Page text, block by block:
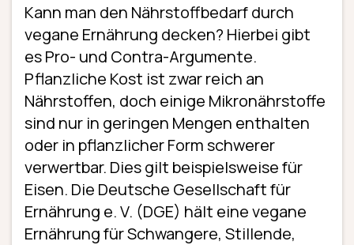
Kann man den Nährstoffbedarf durch
vegane Ernährung decken? Hierbei gibt
es Pro- und Contra-Argumente.
Pflanzliche Kost ist zwar reich an
Nährstoffen, doch einige Mikronährstoffe
sind nur in geringen Mengen enthalten
oder in pflanzlicher Form schwerer
verwertbar. Dies gilt beispielsweise für
Eisen. Die Deutsche Gesellschaft für
Ernährung e. V. (DGE) hält eine vegane
Ernährung für Schwangere, Stillende,